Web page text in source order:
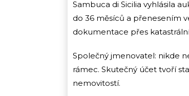
Sambuca di Sicilia vyhlásila
do 36 měsíců a přenesením
dokumentace přes
Společný jmenovatel: nikde
rámec. Skutečný účet tvoří
nemovitostí.